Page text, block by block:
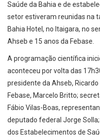
Saúde da Bahia e de
setor estiveram reunidas na
Bahia Hotel, no Itaigara, no
Ahseb e 15 anos da Febase.
A programação científica
aconteceu por volta das
presidente da Ahseb,
Febase, Marcelo Britto;
Fábio Vilas-Boas,
deputado federal Jorge
dos Estabelecimentos de